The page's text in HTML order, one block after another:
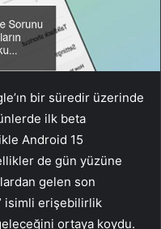
bir süredir üzerinde
ilk beta
Android 15
de gün yüzüne
gelen son
isimli erişebilirlik
ortaya koydu.